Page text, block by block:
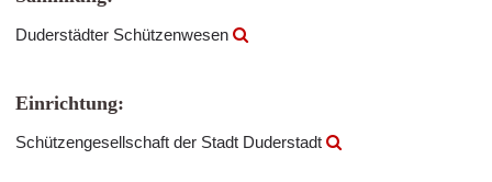
Duderstädter Schützenwesen
Einrichtung:
Schützengesellschaft der Stadt Duderstadt